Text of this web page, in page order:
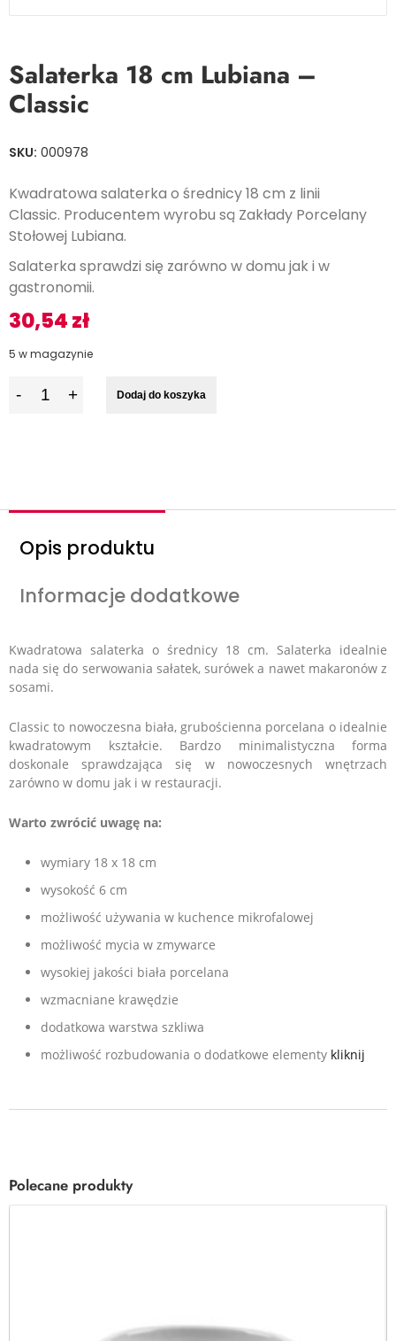
Salaterka 18 cm Lubiana –
Classic
SKU: 000978
Kwadratowa salaterka o średnicy 18 cm z linii
Classic. Producentem wyrobu są Zakłady Porcelany
Stołowej Lubiana.
Salaterka sprawdzi się zarówno w domu jak i w
gastronomii.
30,54zł
5 w magazynie
Dodaj do koszyka
Opis produktu
Informacje dodatkowe
Kwadratowa salaterka o średnicy 18 cm. Salaterka idealnie
nada się do serwowania sałatek, surówek a nawet makaronów z
sosami.
Classic to nowoczesna biała, grubościenna porcelana o idealnie
kwadratowym kształcie. Bardzo minimalistyczna forma
doskonale sprawdzająca się w nowoczesnych wnętrzach
zarówno w domu jak i w restauracji.
Warto zwrócić uwagę na:
wymiary 18 x 18 cm
wysokość 6 cm
możliwość używania w kuchence mikrofalowej
możliwość mycia w zmywarce
wysokiej jakości biała porcelana
wzmacniane krawędzie
dodatkowa warstwa szkliwa
możliwość rozbudowania o dodatkowe elementy kliknij
Polecane produkty